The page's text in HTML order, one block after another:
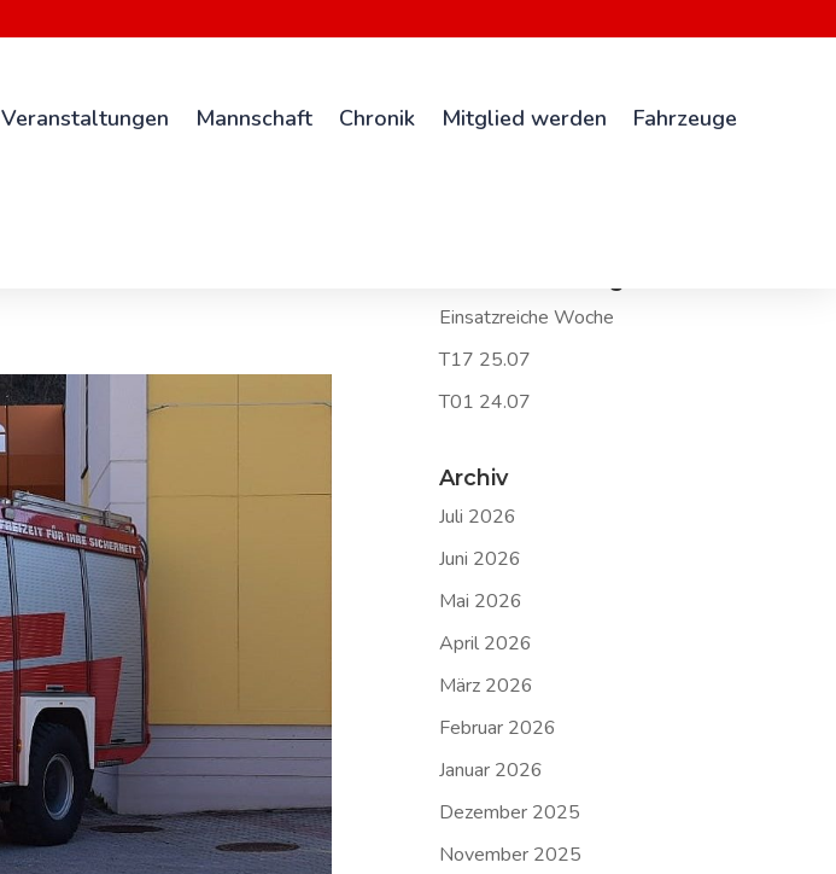
Veranstaltungen Mannschaft Chronik Mitglied werden Fahrzeuge
Einsatzreiche Woche
T17 25.07
T01 24.07
Archiv
Juli 2026
Juni 2026
Mai 2026
April 2026
März 2026
Februar 2026
Januar 2026
Dezember 2025
November 2025